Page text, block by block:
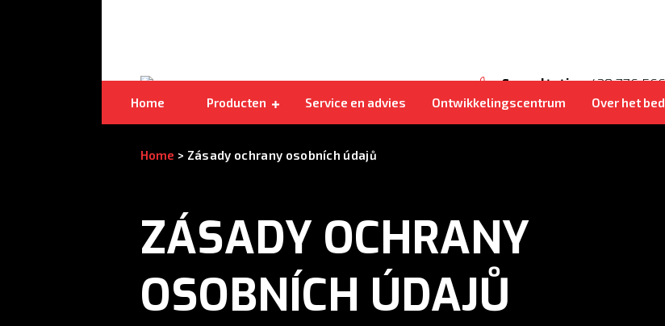
Consultatie +420 776
Home Producten Service en advies Ontwikkelingscentrum Over het
Home > Zásady ochrany osobních údajů
ZÁSADY OCHRANY
OSOBNÍCH ÚDAJŮ